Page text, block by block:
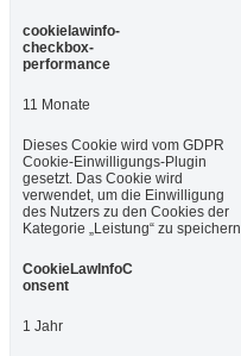
cookielawinfo-
checkbox-
performance
11 Monate
Dieses Cookie wird vom GDPR
Cookie-Einwilligungs-Plugin
gesetzt. Das Cookie wird
verwendet, um die Einwilligung
des Nutzers zu den Cookies der
Kategorie „Leistung“ zu speichern.
CookieLawInfoC
onsent
1 Jahr